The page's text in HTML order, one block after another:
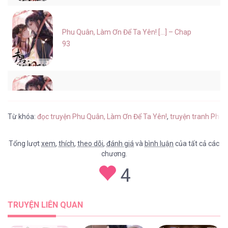
Phu Quân, Làm Ơn Để Ta Yên! [...] – Chap
93
Từ khóa: đọc truyện Phu Quân, Làm Ơn Để Ta Yên!, truyện tranh Phu
Tổng lượtxem, thích, theo dõi, đánh giá và bình luận của tất cả các
chương.
4
TRUYỆN LIÊN QUAN